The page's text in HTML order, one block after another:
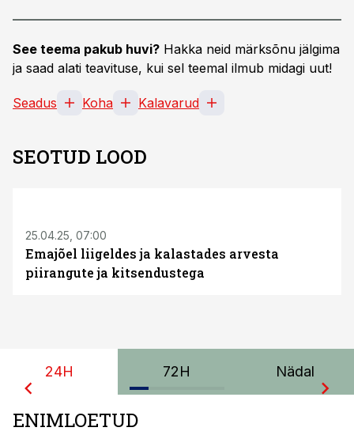
See teema pakub huvi? Hakka neid märksõnu jälgima
ja saad alati teavituse, kui sel teemal ilmub midagi uut!
Seadus Koha Kalavarud
SEOTUD LOOD
25.04.25, 07:00
Emajõel liigeldes ja kalastades arvesta
piirangute ja kitsendustega
24H 72H Nädal
ENIMLOETUD